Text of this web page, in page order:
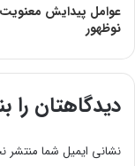
عوامل پیدایش
نوظهور
دیدگاهتان را
نشانی ایمیل شما منتشر